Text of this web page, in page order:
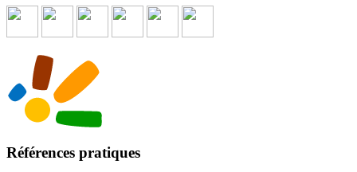
Références pratiques